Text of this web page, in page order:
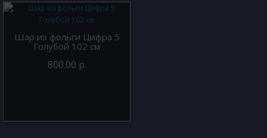
Шар из фольги Цифра 5
Голубой 102 см
800.00 р.